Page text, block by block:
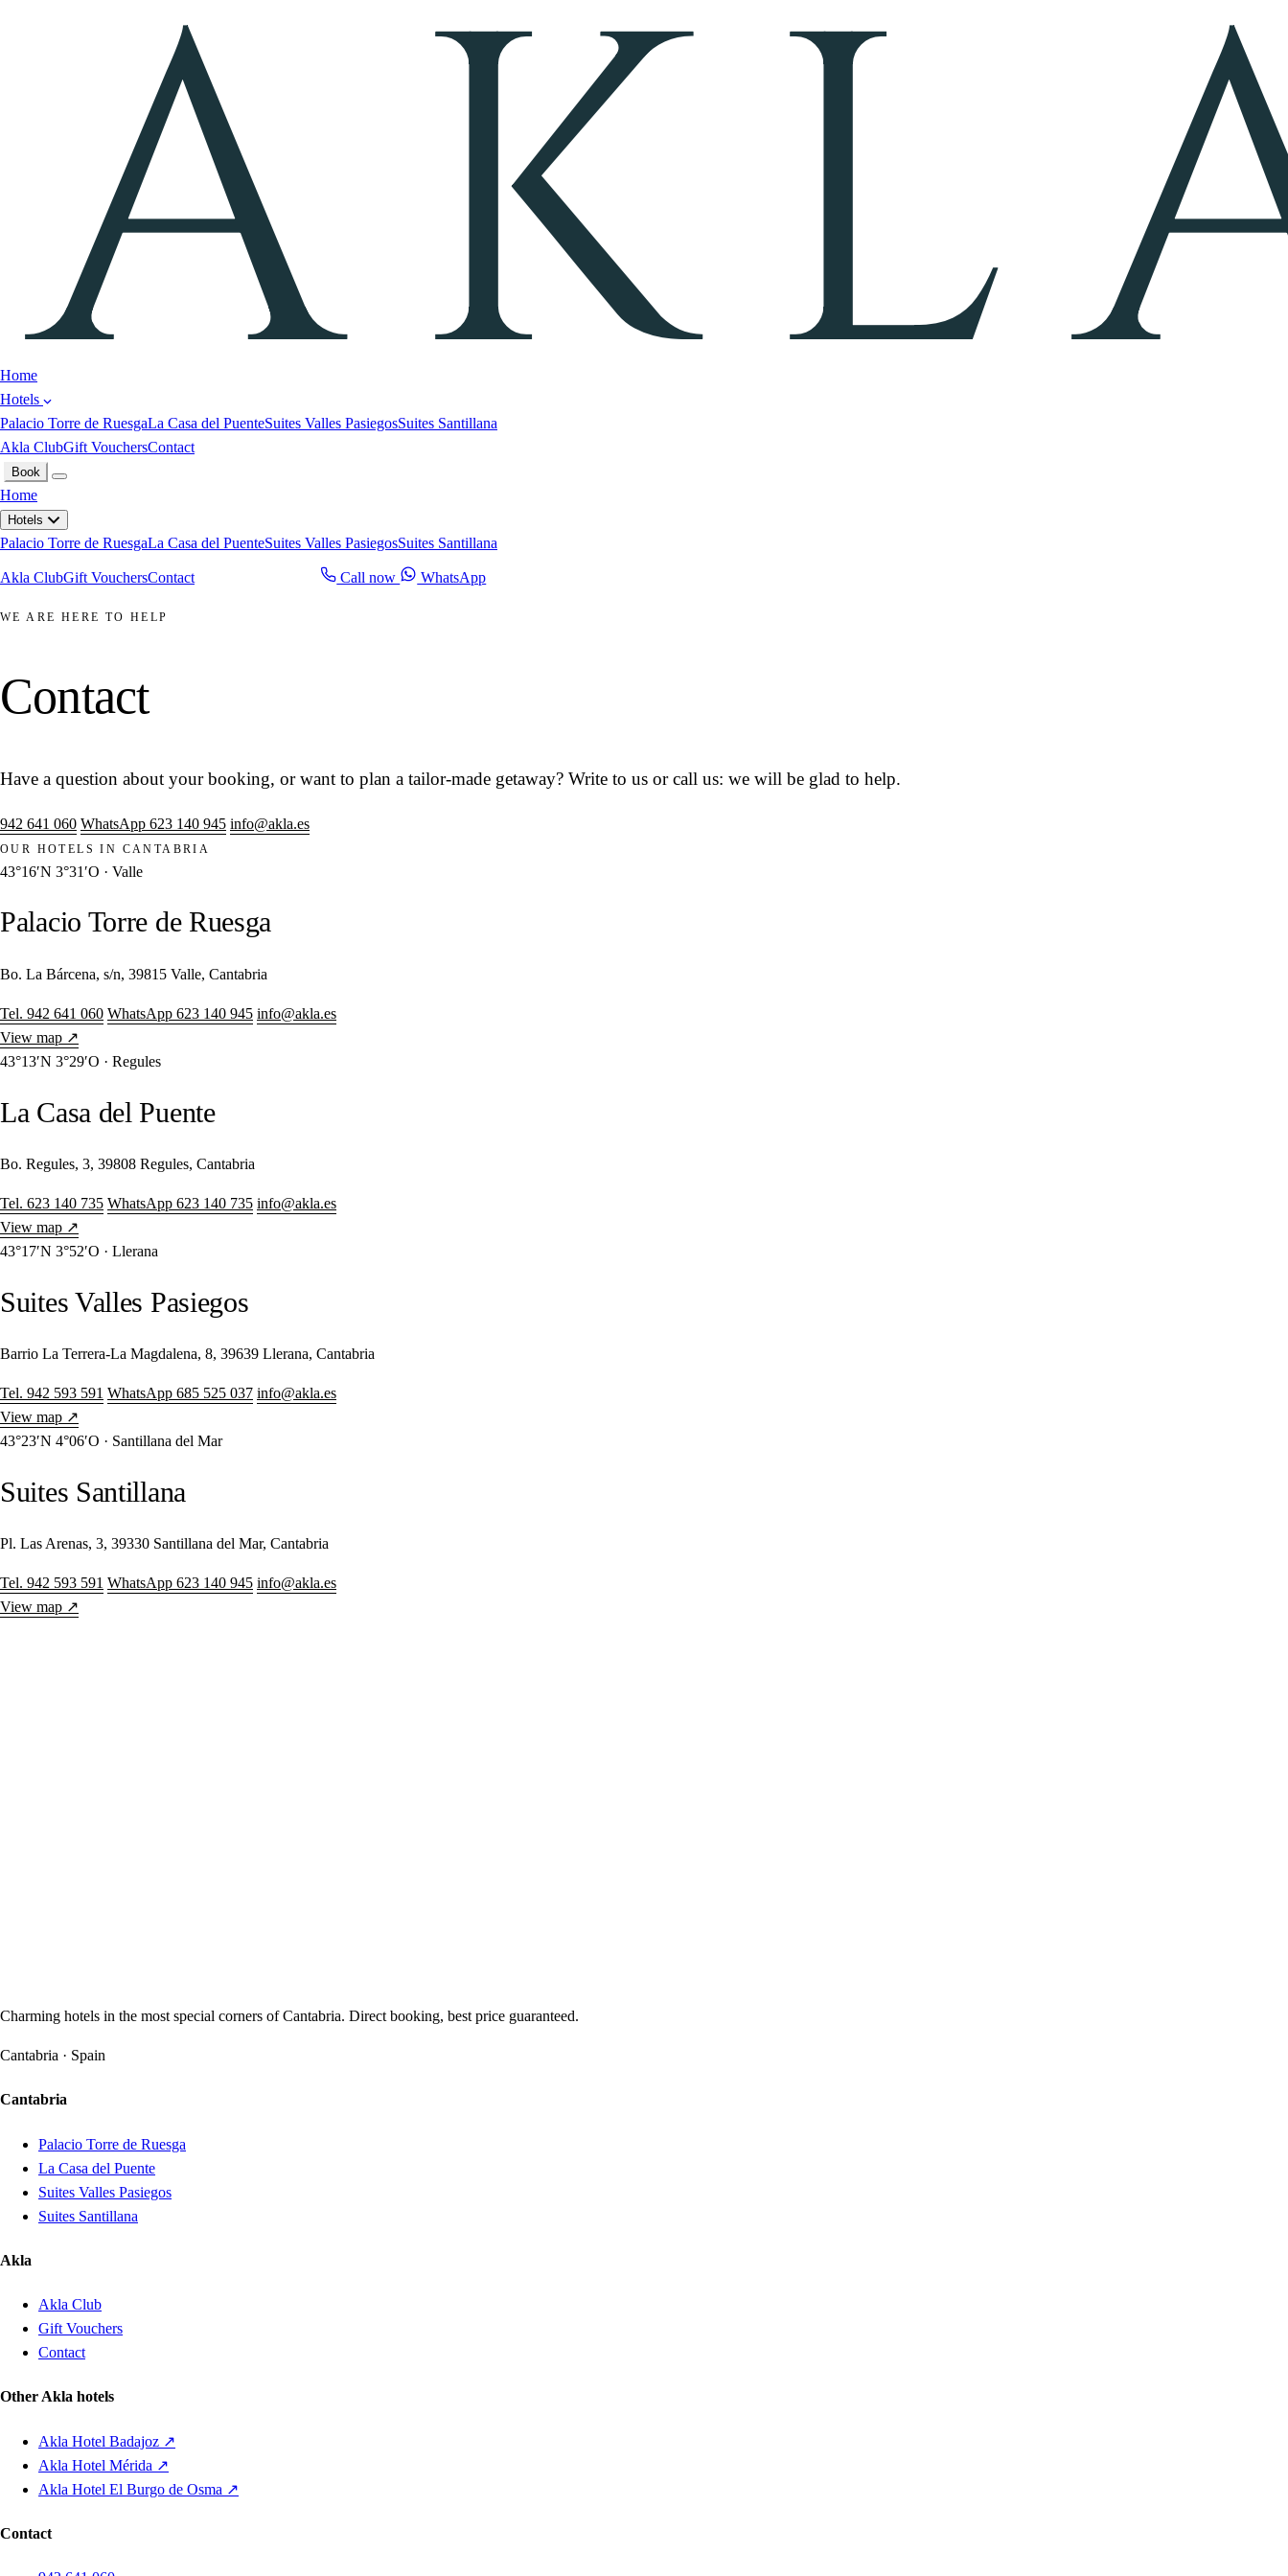
Home
Hotels
Palacio Torre de RuesgaLa Casa del PuenteSuites Valles PasiegosSuites Santillana
Akla ClubGift VouchersContact
Book
Home
Hotels
Palacio Torre de RuesgaLa Casa del PuenteSuites Valles PasiegosSuites Santillana
Akla ClubGift VouchersContact Call now WhatsApp
WE ARE HERE TO HELP
Contact
Have a question about your booking, or want to plan a tailor-made getaway? Write to us or call us: we will be glad to help.
942 641 060 WhatsApp 623 140 945 info@akla.es
OUR HOTELS IN CANTABRIA
43°16′N 3°31′O · Valle
Palacio Torre de Ruesga
Bo. La Bárcena, s/n, 39815 Valle, Cantabria
Tel. 942 641 060 WhatsApp 623 140 945 info@akla.es
View map ↗
43°13′N 3°29′O · Regules
La Casa del Puente
Bo. Regules, 3, 39808 Regules, Cantabria
Tel. 623 140 735 WhatsApp 623 140 735 info@akla.es
View map ↗
43°17′N 3°52′O · Llerana
Suites Valles Pasiegos
Barrio La Terrera-La Magdalena, 8, 39639 Llerana, Cantabria
Tel. 942 593 591 WhatsApp 685 525 037 info@akla.es
View map ↗
43°23′N 4°06′O · Santillana del Mar
Suites Santillana
Pl. Las Arenas, 3, 39330 Santillana del Mar, Cantabria
Tel. 942 593 591 WhatsApp 623 140 945 info@akla.es
View map ↗
Charming hotels in the most special corners of Cantabria. Direct booking, best price guaranteed.
Cantabria · Spain
Cantabria
Palacio Torre de Ruesga
La Casa del Puente
Suites Valles Pasiegos
Suites Santillana
Akla
Akla Club
Gift Vouchers
Contact
Other Akla hotels
Akla Hotel Badajoz ↗
Akla Hotel Mérida ↗
Akla Hotel El Burgo de Osma ↗
Contact